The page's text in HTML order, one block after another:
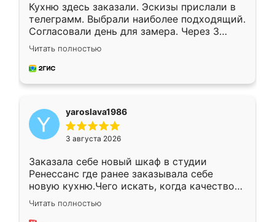
Кухню здесь заказали. Эскизы прислали в
телеграмм. Выбрали наиболее подходящий.
Согласовали день для замера. Через 3
недели кухня была уже готова. Остались
довольны работой. Спасибо Ренессанс
мебель за качественную работу!
Читать полностью
yaroslava1986
3 августа 2026
Заказала себе новый шкаф в студии
Ренессанс где ранее заказывала себе
новую кухню.Чего искать, когда качеством
вполне довольна. Служит кухня уже почти
два года, нареканий нет.
Читать полностью